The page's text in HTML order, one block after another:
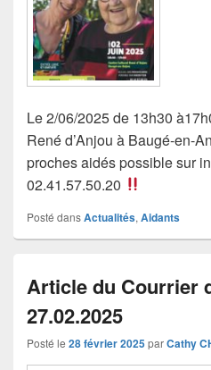
Le 2/06/2025 de 13h30
René d’Anjou à Baugé-en-
proches aidés possible sur
02.41.57.50.20
Posté dansActualités, Aidants
Article du Courrier
27.02.2025
Posté le 28 février 2025parCathy